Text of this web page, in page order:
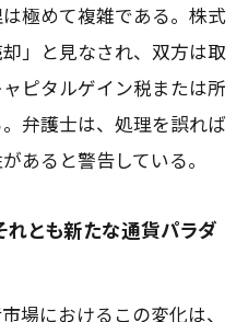
極めて複雑である。株式
」と見なされ、双方は取
ピタルゲイン税または所
弁護士は、処理を誤れば
あると警告している。
れとも新たな通貨パラダ
場におけるこの変化は、